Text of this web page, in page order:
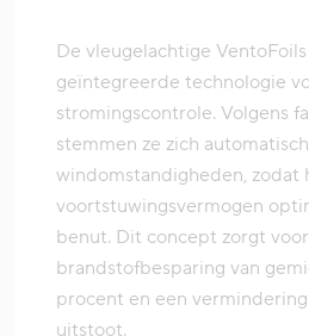
De vleugelachtige
geïntegreerde technologie
stromingscontrole. Volgens
stemmen ze zich
windomstandigheden, zodat
voortstuwingsvermogen
benut. Dit concept zorgt
brandstofbesparing van
procent en een
uitstoot.